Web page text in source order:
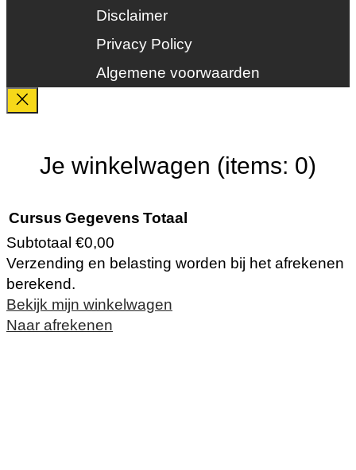
Duurzaamheid
Veiligheid
Disclaimer
Privacy Policy
Algemene voorwaarden
Je winkelwagen (items: 0)
Producten
in
Cursus Gegevens Totaal
Subtotaal €0,00
Verzending en belasting worden bij het afrekenen
berekend.
Bekijk mijn winkelwagen
Naar afrekenen